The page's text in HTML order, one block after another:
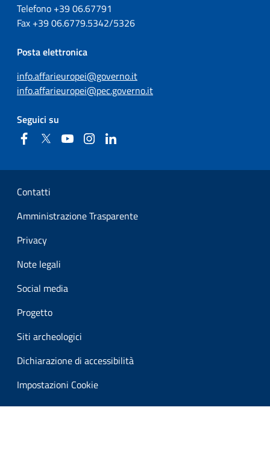
Telefono +3906.67791
Fax +3906.6779.5342/5326
Posta elettronica
info.affarieuropei@governo.it
info.affarieuropei@pec.governo.it
Seguici su
FacebookTwitter YouTubeInstagram
Sezione Link Utili
Contatti
Amministrazione Trasparente
Privacy
Note legali
Social media
Progetto
Siti archeologici
Dichiarazione di accessibilità
Impostazioni Cookie